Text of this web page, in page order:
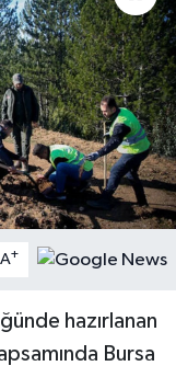
A+
hazırlanan
Bursa